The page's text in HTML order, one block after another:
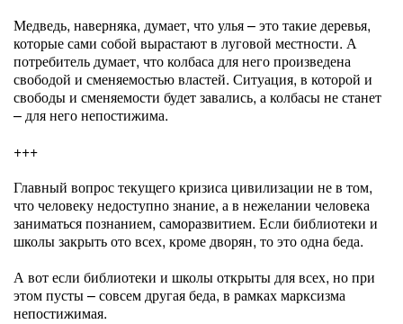
Медведь, наверняка, думает, что улья – это такие деревья,
которые сами собой вырастают в луговой местности. А
потребитель думает, что колбаса для него произведена
свободой и сменяемостью властей. Ситуация, в которой и
свободы и сменяемости будет завались, а колбасы не станет
– для него непостижима.
+++
Главный вопрос текущего кризиса цивилизации не в том,
что человеку недоступно знание, а в нежелании человека
заниматься познанием, саморазвитием. Если библиотеки и
школы закрыть ото всех, кроме дворян, то это одна беда.
А вот если библиотеки и школы открыты для всех, но при
этом пусты – совсем другая беда, в рамках марксизма
непостижимая.